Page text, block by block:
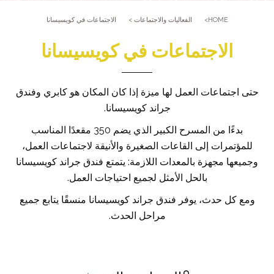
ساونا وحمام تركي
أين نحن
الفعاليات والاجتماعات
الزواج في كويسيسانا
Leaders Club
HOME الفعاليات والاجتماعات الاجتماعات في كويسيسانا
الاجتماعات في كويسيسانا
حتى اجتماعات العمل لها ميزة إذا كان المكان هو كابري وفندق
جراند كويسيسانا.
بدءًا من المسرح الكبير الذي يضم 350 مقعدًا المناسب
للمؤتمرات إلى القاعات الصغيرة والأنيقة لاجتماعات العمل،
وجميعها مجهزة بالمعدات اللازمة: يتمتع فندق جراند كويسيسانا
بالحل الأمثل لجميع احتياجات العمل.
ومع كل حدث، يوفر فندق جراند كويسيسانا منسقًا يتابع جميع
مراحل الحدث.